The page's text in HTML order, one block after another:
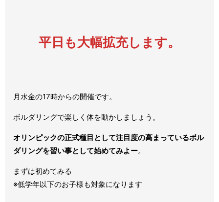
平日も大幅拡充します。
月水金の17時からの開催です。
ボルダリングで楽しく体を動かしましょう。
オリンピックの正式種目として注目度の高まっているボル
ダリングを習い事として始めてみよー。
まずは初めてみる
※低学年以下のお子様も対象になります